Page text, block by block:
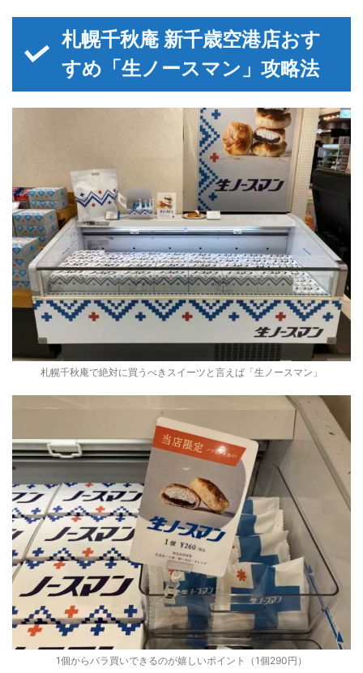
札幌千秋庵 新千歳空港店おす
すめ「生ノースマン」攻略法
札幌千秋庵で絶対に買うべきスイーツと言えば「生ノースマン」
1個からバラ買いできるのが嬉しいポイント（1個290円）